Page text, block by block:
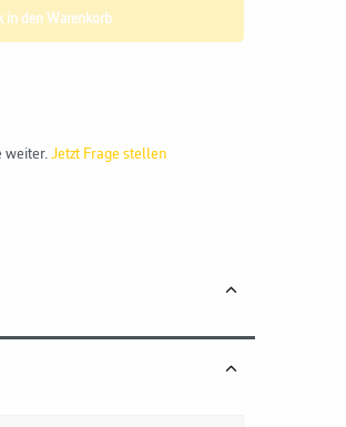
Stück in den Warenkorb
weiter.Jetzt Frage stellen